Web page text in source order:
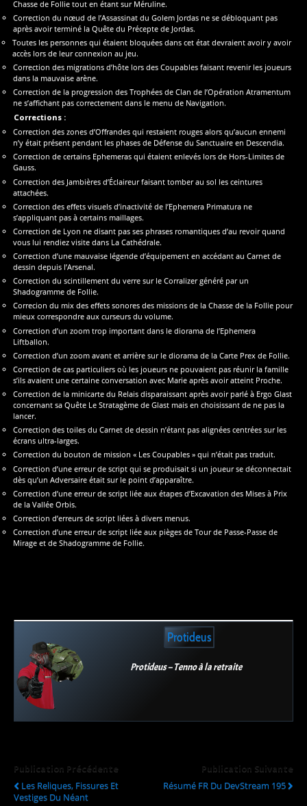
Chasse de Follie tout en étant sur Méruline.
Correction du nœud de l’Assassinat du Golem Jordas ne se débloquant pas
après avoir terminé la Quête du Précepte de Jordas.
Toutes les personnes qui étaient bloquées dans cet état devraient avoir y avoir
accès lors de leur connexion au jeu.
Correction des migrations d’hôte lors des Coupables faisant revenir les joueurs
dans la mauvaise arène.
Correction de la progression des Trophées de Clan de l’Opération Atramentum
ne s’affichant pas correctement dans le menu de Navigation.
Corrections :
Correction des zones d’Offrandes qui restaient rouges alors qu’aucun ennemi
n’y était présent pendant les phases de Défense du Sanctuaire en Descendia.
Correction de certains Ephemeras qui étaient enlevés lors de Hors-Limites de
Gauss.
Correction des Jambières d’Éclaireur faisant tomber au sol les ceintures
attachées.
Correction des effets visuels d’inactivité de l’Ephemera Primatura ne
s’appliquant pas à certains maillages.
Correction de Lyon ne disant pas ses phrases romantiques d’au revoir quand
vous lui rendiez visite dans La Cathédrale.
Correction d’une mauvaise légende d’équipement en accédant au Carnet de
dessin depuis l’Arsenal.
Correction du scintillement du verre sur le Corralizer généré par un
Shadogramme de Follie.
Correcion du mix des effets sonores des missions de la Chasse de la Follie pour
mieux correspondre aux curseurs du volume.
Correction d’un zoom trop important dans le diorama de l’Ephemera
Liftballon.
Correction d’un zoom avant et arrière sur le diorama de la Carte Prex de Follie.
Correction de cas particuliers où les joueurs ne pouvaient pas réunir la famille
s’ils avaient une certaine conversation avec Marie après avoir atteint Proche.
Correction de la minicarte du Relais disparaissant après avoir parlé à Ergo Glast
concernant sa Quête Le Stratagème de Glast mais en choisissant de ne pas la
lancer.
Correction des toiles du Carnet de dessin n’étant pas alignées centrées sur les
écrans ultra-larges.
Correction du bouton de mission « Les Coupables » qui n’était pas traduit.
Correction d’une erreur de script qui se produisait si un joueur se déconnectait
dès qu’un Adversaire était sur le point d’apparaître.
Correction d’une erreur de script liée aux étapes d’Excavation des Mises à Prix
de la Vallée Orbis.
Correction d’erreurs de script liées à divers menus.
Correction d’une erreur de script liée aux pièges de Tour de Passe-Passe de
Mirage et de Shadogramme de Follie.
Protideus
Protideus – Tenno à la retraite
Publication Précédente
Les Reliques, Fissures Et
Vestiges Du Néant
Publication Suivante
Résumé FR Du DevStream 195